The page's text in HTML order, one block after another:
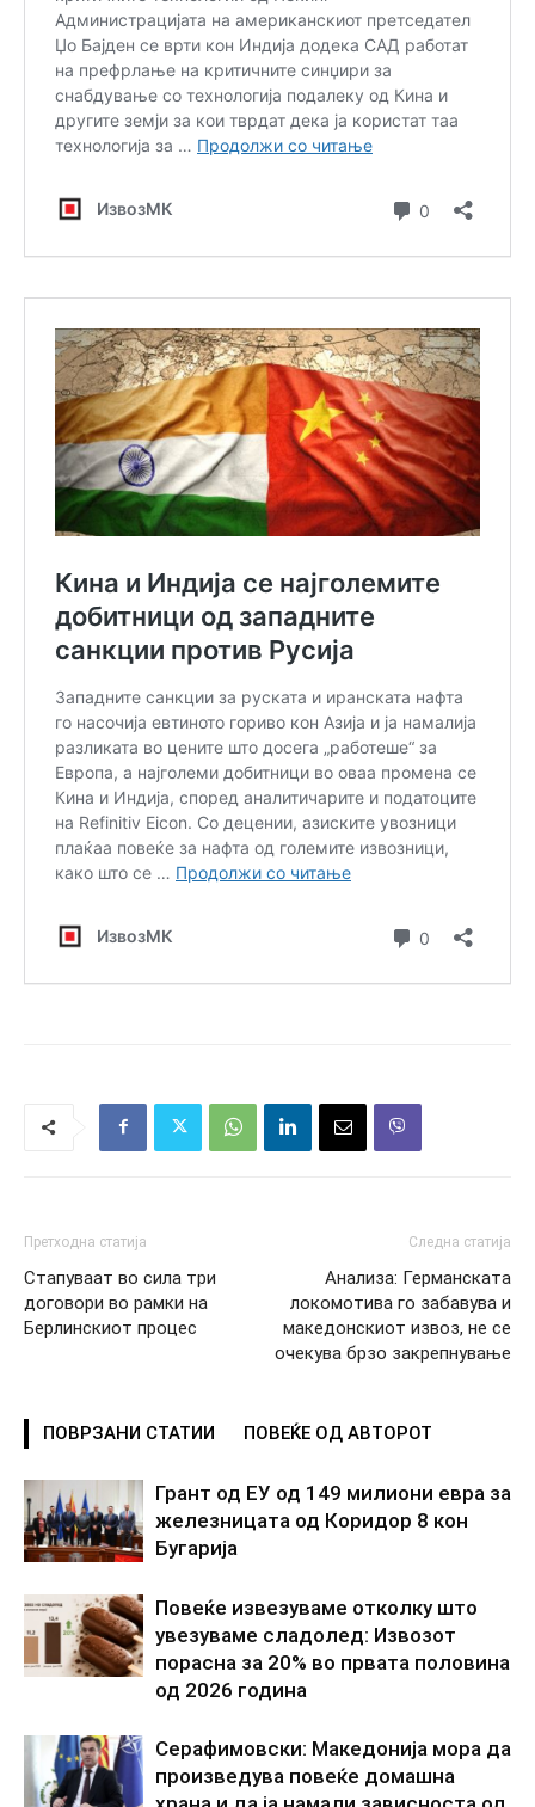
Претходна статија
Стапуваат во сила три
договори во рамки на
Берлинскиот процес
Следна статија
Анализа: Германската
локомотива го забавува и
македонскиот извоз, не се
очекува брзо закрепнување
ПОВРЗАНИ СТАТИИ ПОВЕЌЕ ОД АВТОРОТ
Грант од ЕУ од 149 милиони евра за
железницата од Коридор 8 кон
Бугарија
Повеќе извезуваме отколку што
увезуваме сладолед: Извозот
порасна за 20% во првата половина
од 2026 година
Серафимовски: Македонија мора да
произведува повеќе домашна